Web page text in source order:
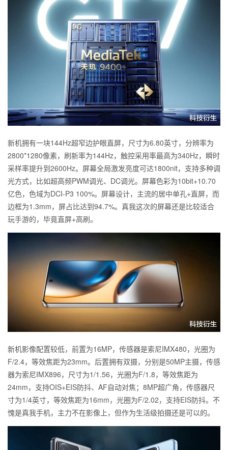
新机拥有一块144Hz超窄边护眼直屏，尺寸为6.80英寸，分辨率为
2800*1280像素，刷新率为144Hz，触控采用率最高为340Hz，瞬时
采样率提升到2600Hz。屏幕全局激发亮度可达1800nit，支持多种调
光方式，比如超高频PWM调光、DC调光。屏幕色彩为10bit+10.70
亿色，色域为DCI-P3 100%。屏幕设计，主流的居中单孔+直屏，而
边框为1.3mm，屏占比达到94.7%。真我这次的屏幕还是比较适合
玩手游的，毕竟直屏+高刷。
新机影像配置较低，前置为16MP，传感器是索尼IMX480，光圈为
F/2.4，等效焦距为23mm。后置拥有双摄，分别是50MP主摄，传感
器为索尼IMX896，尺寸为1/1.56，光圈为F/1.8，等效焦距为
24mm，支持OIS+EIS防抖、AF自动对焦；8MP超广角，传感器尺
寸为1/4英寸，等效焦距为16mm，光圈为F/2.02，支持EIS防抖。不
愧是真我手机，主力不在影像上，但作为生活级拍摄还是可以的。